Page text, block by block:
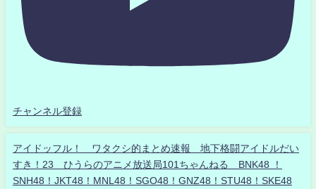
チャンネル登録
アイドッフル！ ワタクシ的まとめ速報 地下格闘アイドルだい
すき！23 ひうらのアニメ放送局101ちゃんねる BNK48 ！
SNH48！JKT48！MNL48！SGO48！GNZ48！STU48！SKE48